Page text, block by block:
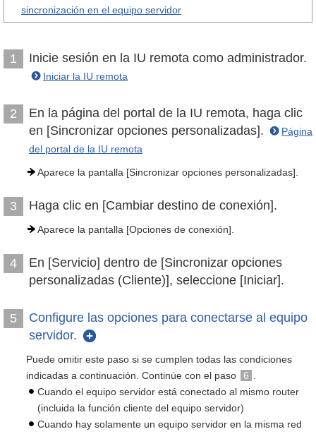
sincronización en el equipo servidor
1 Inicie sesión en la IU remota como administrador.
Iniciar la IU remota
2
En la página del portal de la IU remota, haga clic
en [Sincronizar opciones personalizadas].
Página
del portal de la IU remota
Aparece la pantalla [Sincronizar opciones personalizadas].
3 Haga clic en [Cambiar destino de conexión].
Aparece la pantalla [Opciones de conexión].
4
En [Servicio] dentro de [Sincronizar opciones
personalizadas (Cliente)], seleccione [Iniciar].
5
Configure las opciones para conectarse al equipo
servidor.
Puede omitir este paso si se cumplen todas las condiciones
indicadas a continuación. Continúe con el paso
6
Cuando el equipo servidor está conectado al mismo router
(incluida la función cliente del equipo servidor)
Cuando hay solamente un equipo servidor en la misma red